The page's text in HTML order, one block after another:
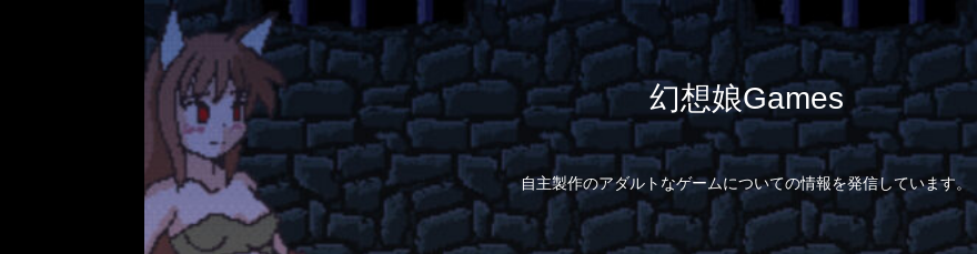
幻想娘Games
自主製作のアダルトなゲームについての情報を発信しています。